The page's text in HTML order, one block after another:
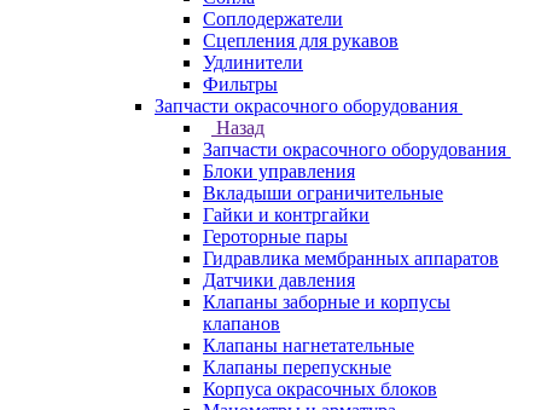
Соплодержатели
Сцепления для рукавов
Удлинители
Фильтры
Запчасти окрасочного оборудования
Назад
Запчасти окрасочного оборудования
Блоки управления
Вкладыши ограничительные
Гайки и контргайки
Героторные пары
Гидравлика мембранных аппаратов
Датчики давления
Клапаны заборные и корпусы
клапанов
Клапаны нагнетательные
Клапаны перепускные
Корпуса окрасочных блоков